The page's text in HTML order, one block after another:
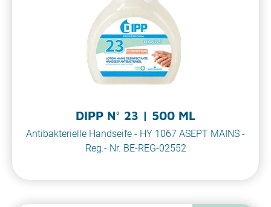
DIPP N° 23 | 500 ML
Antibakterielle Handseife - HY 1067 ASEPT MAINS -
Reg.- Nr. BE-REG-02552